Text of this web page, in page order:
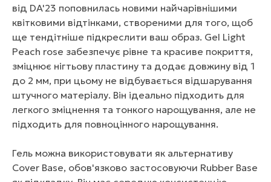
від DA'23 поповнилась новими найчарівнішими
квітковими відтінками, створеними для того, щоб
ще тендітніше підкреслити ваш образ. Gel Light
Peach rose забезпечує рівне та красиве покриття,
зміцнює нігтьову пластину та додає довжину від 1
до 2 мм, при цьому не відбувається відшарування
штучного матеріалу. Він ідеально підходить для
легкого зміцнення та тонкого нарощування, але не
підходить для повноцінного нарощування.
Гель можна використовувати як альтернативу
Cover Base, обов'язково застосовуючи Rubber Base